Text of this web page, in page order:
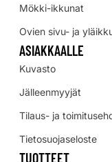
Mökki-ikkunat
Ovien sivu- ja
ASIAKKAALLE
Kuvasto
Jälleenmyyjät
Tilaus- ja
Tietosuojaseloste
TUOTTEET